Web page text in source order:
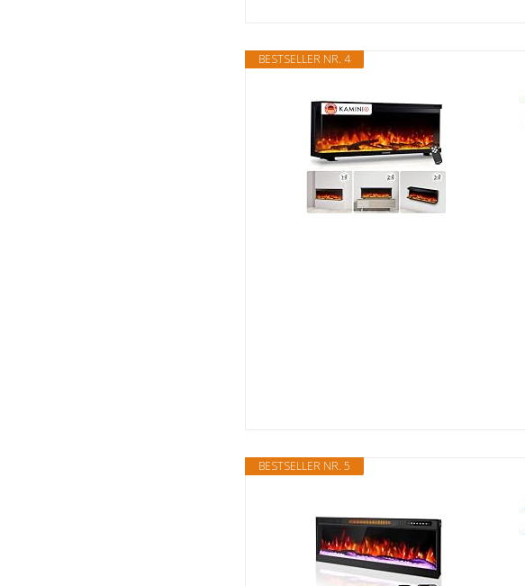
BESTSELLER NR. 4
BESTSELLER NR. 5